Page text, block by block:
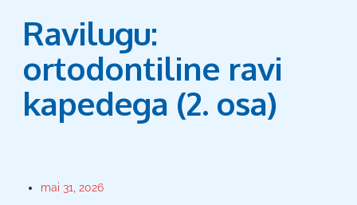
Ravilugu:
ortodontiline ravi
kapedega (2. osa)
mai 31, 2026